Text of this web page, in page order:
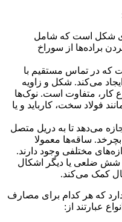
شکل است که شامل
براده‌ها از سوراخ
که در تماس مستقیم با
می‌کند. شکل و زاویه
کار، متفاوت است. نوک‌ها
فولاد سخت، کارباید و یا
می‌دهد تا به دریل متصل
ساقه‌ها معمولا
مختلفی وجود دارند.
شش ضلعی یا دیگر اشکال
کمک می‌کند.
دارد که هر کدام برای مصارف
عبارتند از: